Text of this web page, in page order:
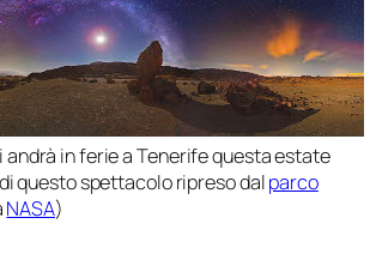
andrà in ferie a Tenerife questa estate
questo spettacolo ripreso dalparco
NASA)